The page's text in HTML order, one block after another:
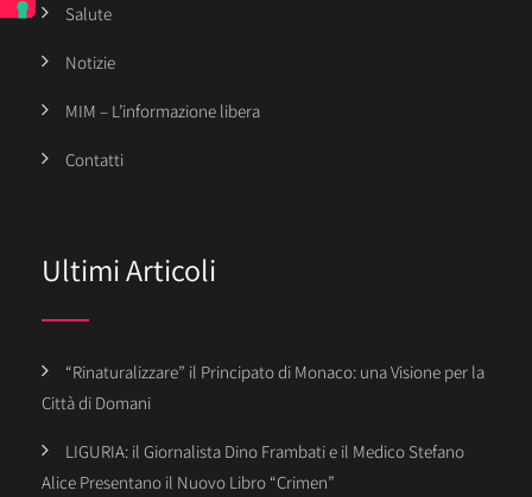
Salute
Notizie
MIM – L’informazione libera
Contatti
Ultimi Articoli
“Rinaturalizzare” il Principato di Monaco: una Visione per la
Città di Domani
LIGURIA: il Giornalista Dino Frambati e il Medico Stefano
Alice Presentano il Nuovo Libro “Crimen”